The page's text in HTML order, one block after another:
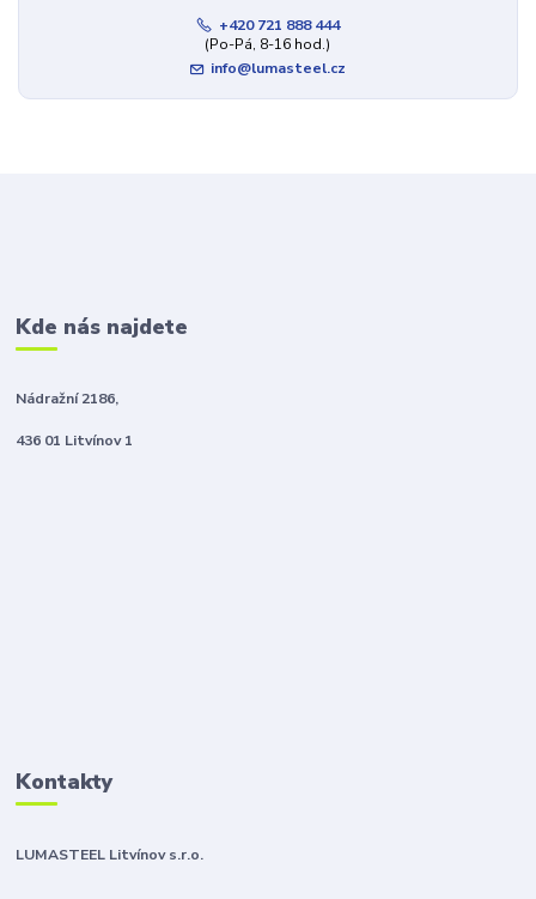
+420 721 888 444
(Po-Pá, 8-16 hod.)
info@lumasteel.cz
Kde nás najdete
Nádražní 2186,
436 01 Litvínov 1
Kontakty
LUMASTEEL Litvínov s.r.o.